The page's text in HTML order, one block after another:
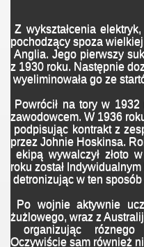
Z wykształcenia
pochodzący spoza
Anglia. Jego pierwszy
z 1930 roku. Następnie
wyeliminowała go ze
Powrócił na tory w
zawodowcem. W 1936
podpisując kontrakt z
przez Johnie Hoskinsa.
ekipą wywalczył złoto
roku został
detronizując w ten
Po wojnie aktywnie
żużlowego, wraz z
organizując róznego
Oczywiście sam również